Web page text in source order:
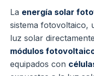
La energía solar
sistema fotovoltaico,
luz solar
módulos
equipados con